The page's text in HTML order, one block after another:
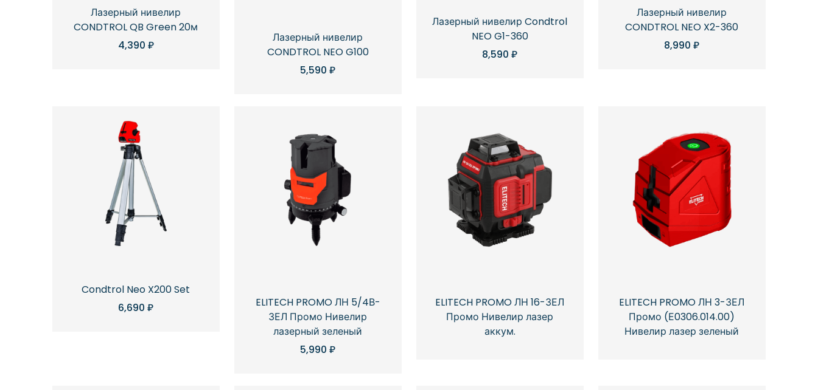
Лазерный нивелир
CONDTROL QB Green 20м
4,390 ₽
Лазерный нивелир
CONDTROL NEO G100
5,590₽
Лазерный нивелир Condtrol
NEO G1-360
8,590₽
Лазерный нивелир
CONDTROL NEO X2-360
8,990₽
Condtrol Neo X200 Set
6,690₽
ELITECH PROMO ЛН 5/4В-
ЗЕЛ Промо Нивелир
лазерный зеленый
5,990₽
ELITECH PROMO ЛН 16-ЗЕЛ
Промо Нивелир лазер
аккум.
ELITECH PROMO ЛН 3-ЗЕЛ
Промо (Е0306.014.00)
Нивелир лазер зеленый